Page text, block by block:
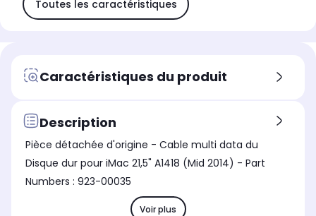
Toutes les caractéristiques
Caractéristiques du produit
Description
Pièce détachée d'origine - Cable multi data du
Disque dur pour iMac 21,5" A1418 (Mid 2014) - Part
Numbers : 923-00035
Voir plus